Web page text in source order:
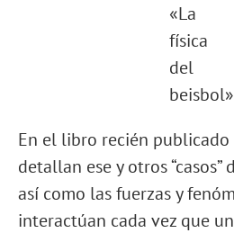
«La
física
del
beisbol»
En el libro recién publicado
detallan ese y otros “casos”
así como las fuerzas y
interactúan cada vez que